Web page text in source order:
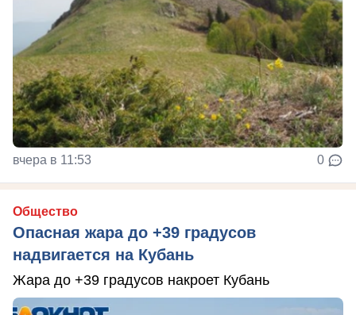
вчера в 11:53 0
Общество
Опасная жара до +39 градусов
надвигается на Кубань
Жара до +39 градусов накроет Кубань